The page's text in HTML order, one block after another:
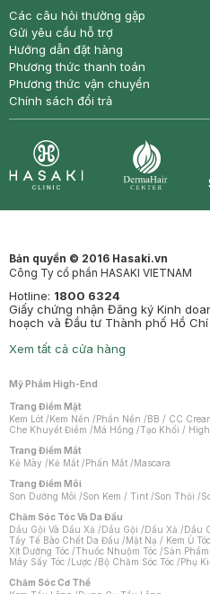
Các câu hỏi thường gặp
Gửi yêu cầu hỗ trợ
Hướng dẫn đặt hàng
Phương thức thanh toán
Phương thức vận chuyển
Chính sách đổi trả
Bản quyền © 2016 Hasaki.vn
Công Ty cổ phần HASAKI VIETNAM
Hotline: 1800 6324
Giấy chứng nhận Đăng ký Kinh
hoạch và Đầu tư Thành phố Hồ Chí
Xem tất cả cửa hàng
Mỹ Phẩm High-End
Trang Điểm Mặt
Kem Lót /Kem Nền /Phấn Nền /BB / CC
Che Khuyết Điểm /Má Hồng /Tạo Khối /
Trang Điểm Mắt
Kẻ Mày /Kẻ Mắt /Phấn Mắt /Mascara
Trang Điểm Môi
Son Dưỡng Môi /Son Kem / Tint /Son Thỏi /
Chăm Sóc Tóc Và Da Đầu
Dầu Gội Và Dầu Xả /Dầu Gội /Dầu Xả /Dầu
Tẩy Tế Bào Chết Da Đầu /Mặt Nạ / Kem Ủ Tóc
Xịt Dưỡng Tóc /Thuốc Nhuộm Tóc /Sản
Máy Sấy Tóc /Lược /Bộ Chăm Sóc Tóc /Phụ
Chăm Sóc Cơ Thể